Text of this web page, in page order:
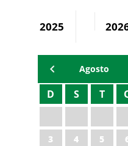
2025
Agosto
D S T
3
4 5